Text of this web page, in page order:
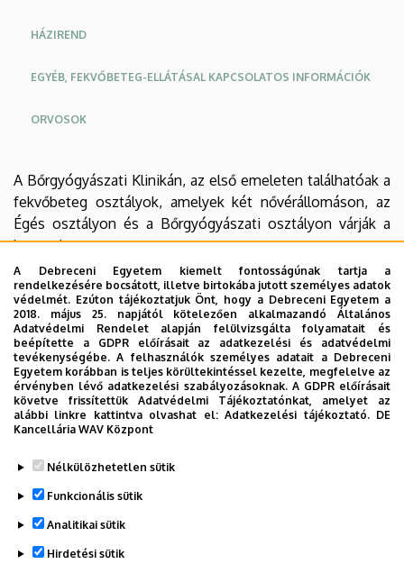
A Debreceni Egyetem kiemelt fontosságúnak tartja a
rendelkezésére bocsátott, illetve birtokába jutott személyes adatok
védelmét. Ezúton tájékoztatjuk Önt, hogy a Debreceni Egyetem a
2018. május 25. napjától kötelezően alkalmazandó Általános
Adatvédelmi Rendelet alapján felülvizsgálta folyamatait és
beépítette a GDPR előírásait az adatkezelési és adatvédelmi
tevékenységébe. A felhasználók személyes adatait a Debreceni
Egyetem korábban is teljes körültekintéssel kezelte, megfelelve az
érvényben lévő adatkezelési szabályozásoknak. A GDPR előírásait
követve frissítettük Adatvédelmi Tájékoztatónkat, amelyet az
alábbi linkre kattintva olvashat el:Adatkezelési tájékoztató. DE
Kancellária WAV Központ
Nélkülözhetetlen sütik
Funkcionális sütik
Analitikai sütik
Hirdetési sütik
HÁZIREND
EGYÉB, FEKVŐBETEG-ELLÁTÁSAL KAPCSOLATOS INFORMÁCIÓK
ORVOSOK
Oldalmenü
KK
Angol
Oldalmenü
KK
Német
A Bőrgyógyászati Klinikán, az első emeleten találhatóak a
fekvőbeteg osztályok, amelyek két nővérállomáson, az
Égés osztályon és a Bőrgyógyászati osztályon várják a
betegeket.
Az égett betegek ellátása nem tervezhető, ide előjegyzés
nélkül érkeznek a betegek, de ezen az osztályon fogadjuk
azokat a bőrsebészeti betegeket is, akiket fekvőbeteg
ellátás keretein belük szükséges kezelni.
A Bőrgyógyászati osztályunk előjegyzés alapján dolgozik,
de sürgős esetben azonnal fogadni tudjuk a fekvőbeteg
ellátásra szoruló betegeket.
Legutóbb frissítve: 2021. 12. 20. 21:18